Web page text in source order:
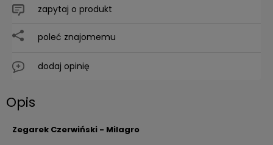
zapytaj o produkt
poleć znajomemu
dodaj opinię
Opis
Zegarek Czerwiński - Milagro